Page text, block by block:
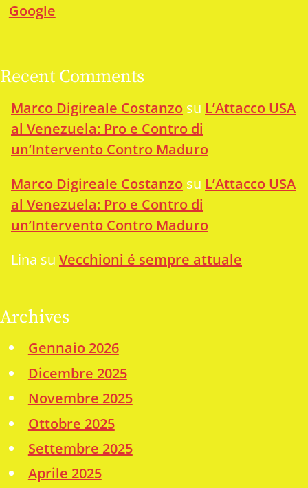
Google
Recent Comments
Marco Digireale Costanzo su L’Attacco USA
al Venezuela: Pro e Contro di
un’Intervento Contro Maduro
Marco Digireale Costanzo su L’Attacco USA
al Venezuela: Pro e Contro di
un’Intervento Contro Maduro
Lina su Vecchioni é sempre attuale
Archives
Gennaio 2026
Dicembre 2025
Novembre 2025
Ottobre 2025
Settembre 2025
Aprile 2025